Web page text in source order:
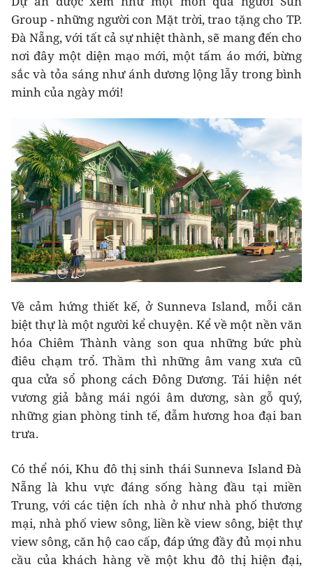
Group - những người con Mặt trời, trao tặng cho TP.
Đà Nẵng, với tất cả sự nhiệt thành, sẽ mang đến cho
nơi đây một diện mạo mới, một tấm áo mới, bừng
sắc và tỏa sáng như ánh dương lộng lẫy trong bình
minh của ngày mới!
Về cảm hứng thiết kế, ở Sunneva Island, mỗi căn
biệt thự là một người kể chuyện. Kể về một nền văn
hóa Chiêm Thành vàng son qua những bức phù
điêu chạm trổ. Thầm thì những âm vang xưa cũ
qua cửa sổ phong cách Đông Dương. Tái hiện nét
vương giả bằng mái ngói âm dương, sàn gỗ quý,
những gian phòng tinh tế, đẫm hương hoa đại ban
trưa.
Có thể nói, Khu đô thị sinh thái Sunneva Island Đà
Nẵng là khu vực đáng sống hàng đầu tại miền
Trung, với các tiện ích nhà ở như nhà phố thương
mại, nhà phố view sông, liền kề view sông, biệt thự
view sông, căn hộ cao cấp, đáp ứng đầy đủ mọi nhu
cầu của khách hàng về một khu đô thị hiện đại,